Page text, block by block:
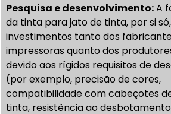
Pesquisa e desenvolvimento:A
da tinta para jato de tinta, por si
investimentos tanto dos
impressoras quanto dos
devido aos rígidos requisitos de
(por exemplo, precisão de cores,
compatibilidade com cabeçotes
tinta, resistência ao